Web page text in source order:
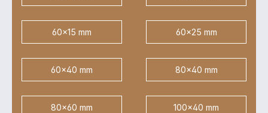
60x15 mm 60x25 mm
60x40 mm 80x40 mm
80x60 mm 100x40 mm